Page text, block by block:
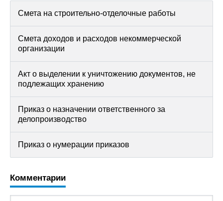
Смета на строительно-отделочные работы
Смета доходов и расходов некоммерческой
организации
Акт о выделении к уничтожению документов, не
подлежащих хранению
Приказ о назначении ответственного за
делопроизводство
Приказ о нумерации приказов
Комментарии